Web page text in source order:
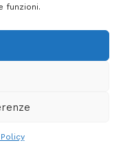
funzioni.
Greco - Consulenza